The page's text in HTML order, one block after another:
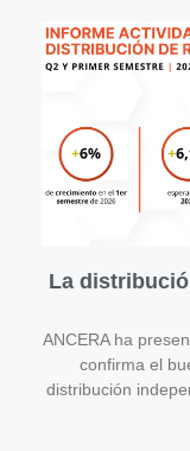
La
ANCERA ha
confirma el
distribución